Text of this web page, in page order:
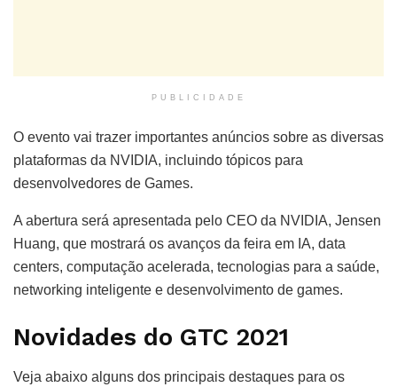
PUBLICIDADE
O evento vai trazer importantes anúncios sobre as diversas
plataformas da NVIDIA, incluindo tópicos para
desenvolvedores de Games.
A abertura será apresentada pelo CEO da NVIDIA, Jensen
Huang, que mostrará os avanços da feira em IA, data
centers, computação acelerada, tecnologias para a saúde,
networking inteligente e desenvolvimento de games.
Novidades do GTC 2021
Veja abaixo alguns dos principais destaques para os